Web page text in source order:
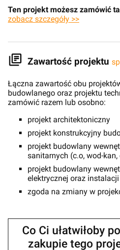
Ten projekt możesz zamówić
zobacz szczegóły >>
Zawartość projektu
Łączna zawartość obu
budowlanego oraz projektu
zamówić razem lub osobno:
projekt architektoniczny
projekt konstrukcyjny
projekt budowlany
sanitarnych (c.o, wod-kan,
projekt budowlany
elektrycznej oraz
zgoda na zmiany w
Co Ci ułatwiłoby
zakupie tego